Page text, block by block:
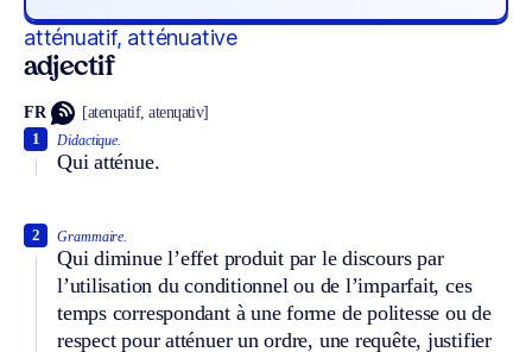
atténuatif, atténuative
adjectif
FR [atenɥatif, atenɥativ]
Didactique.
Qui atténue.
1
Grammaire.
Qui diminue l’effet produit par le discours par
l’utilisation du conditionnel ou de l’imparfait, ces
temps correspondant à une forme de politesse ou de
respect pour atténuer un ordre, une requête, justifier
2